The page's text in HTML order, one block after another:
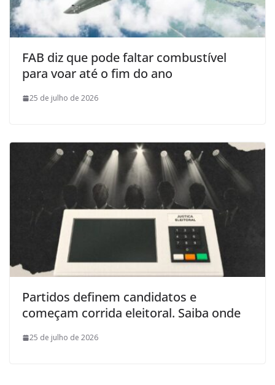
FAB diz que pode faltar combustível
para voar até o fim do ano
25 de julho de 2026
Partidos definem candidatos e
começam corrida eleitoral. Saiba onde
25 de julho de 2026